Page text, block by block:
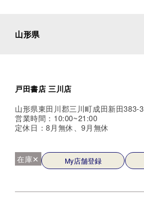
山形県
戸田書店 三川店
山形県東田川郡三川町成田新田383-3
営業時間：10:00~21:00
定休日：8月無休、9月無休
在庫✕ My店舗登録